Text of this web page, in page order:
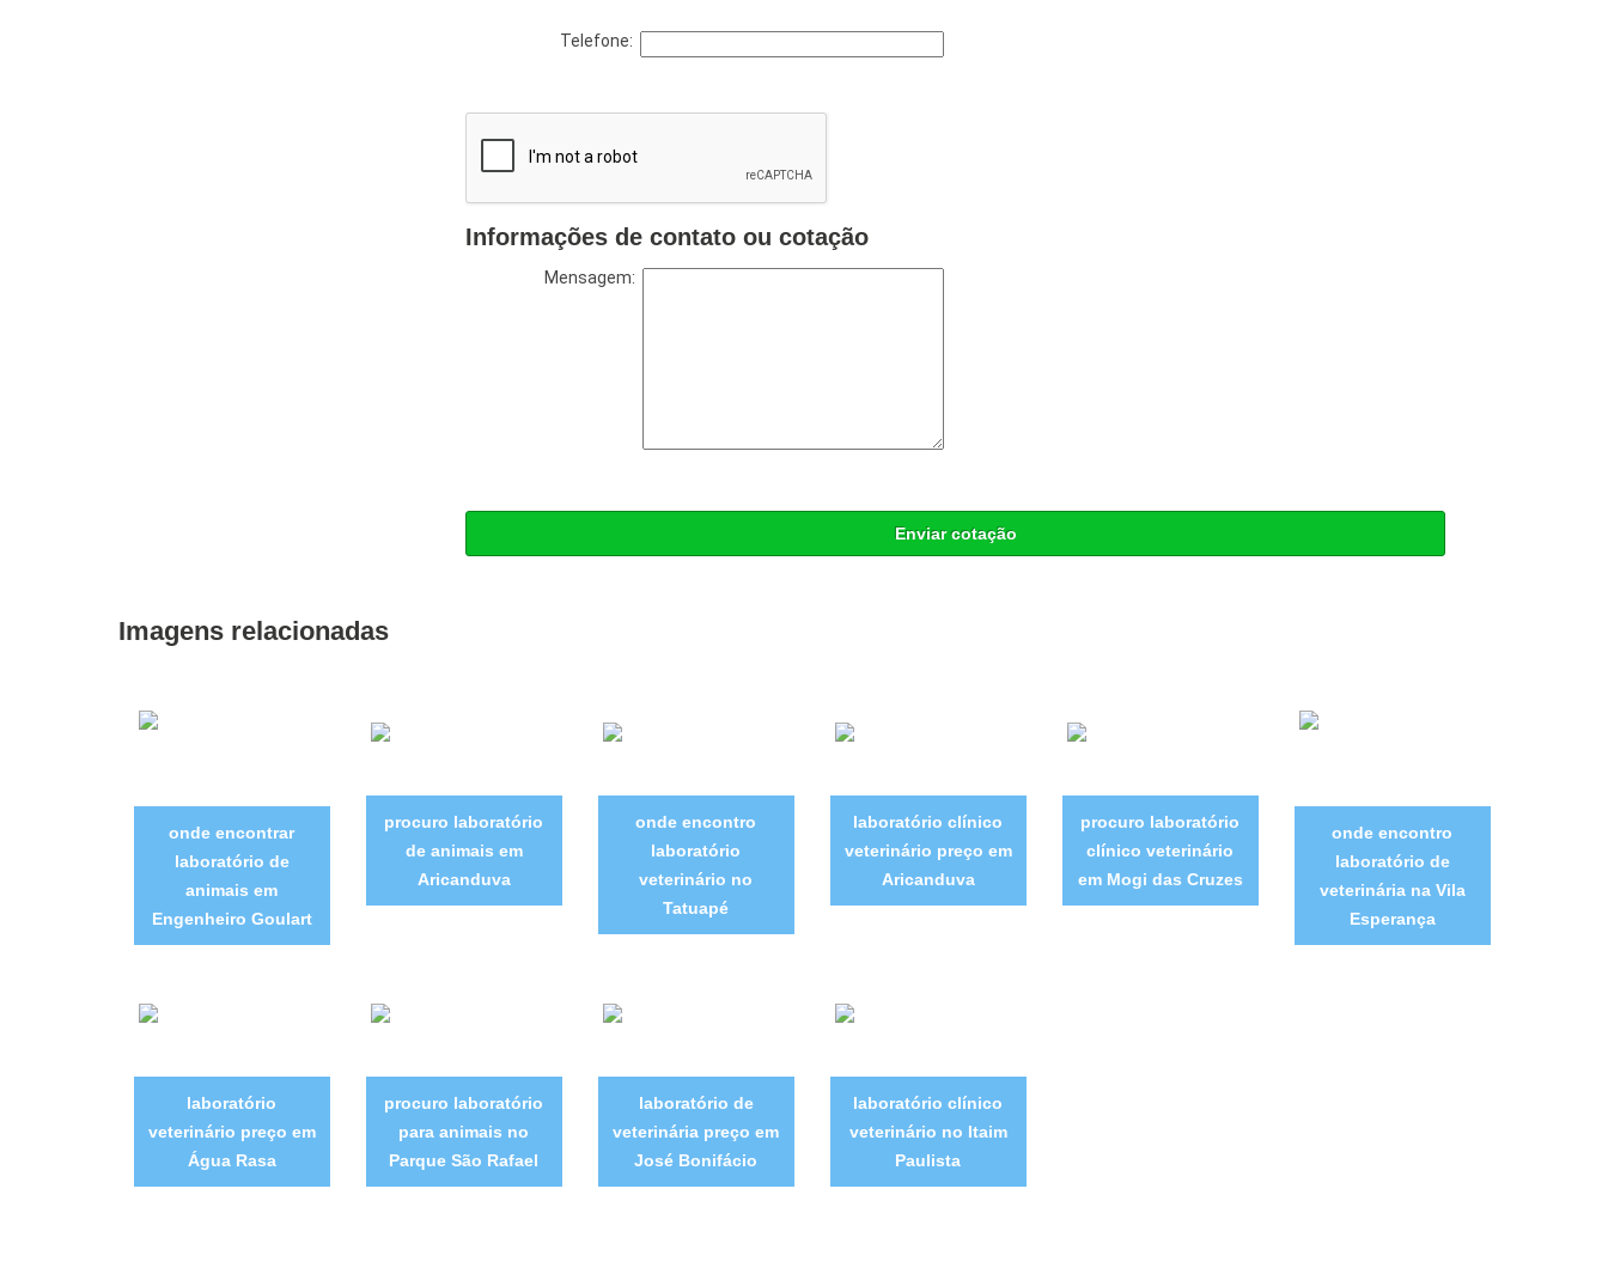
Telefone:
Informações de contato ou cotação
Mensagem:
Enviar cotação
Imagens relacionadas
onde encontrar
laboratório de
animais em
Engenheiro Goulart
procuro laboratório
de animais em
Aricanduva
onde encontro
laboratório
veterinário no
Tatuapé
laboratório clínico
veterinário preço em
Aricanduva
procuro laboratório
clínico veterinário
em Mogi das Cruzes
onde encontro
laboratório de
veterinária na Vila
Esperança
laboratório
veterinário preço em
Água Rasa
procuro laboratório
para animais no
Parque São Rafael
laboratório de
veterinária preço em
José Bonifácio
laboratório clínico
veterinário no Itaim
Paulista